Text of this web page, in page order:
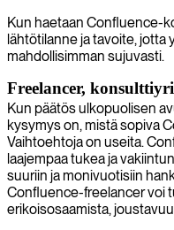
Kun haetaan Confluence-
lähtötilanne ja tavoite, jotta
mahdollisimman sujuvasti.
Freelancer,
Kun päätös ulkopuolisen
kysymys on, mistä sopiva
Vaihtoehtoja on useita.
laajempaa tukea ja
suuriin ja monivuotisiin
Confluence-freelancer voi
erikoisosaamista,